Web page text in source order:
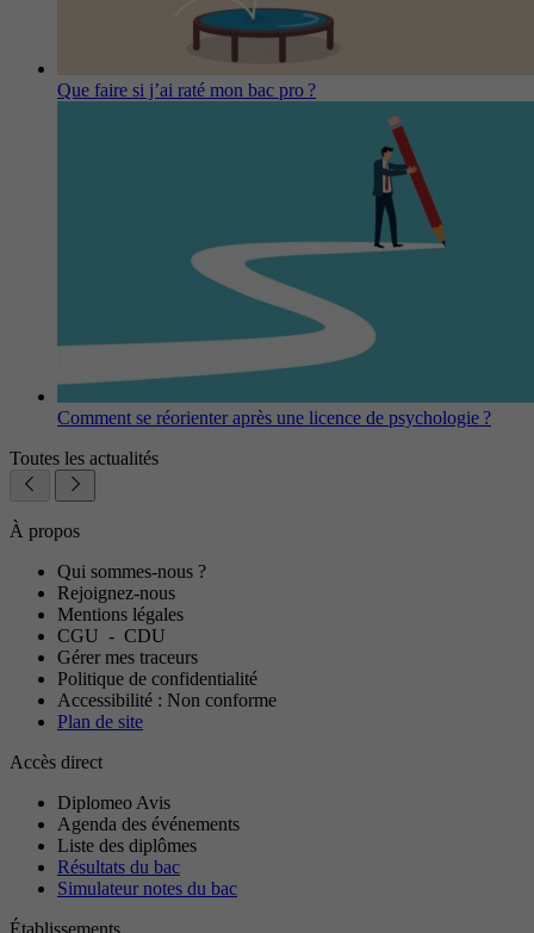
Que faire si j’ai raté mon bac pro ?
Comment se réorienter après une licence de psychologie ?
Toutes les actualités
À propos
Qui sommes-nous ?
Rejoignez-nous
Mentions légales
CGU - CDU
Gérer mes traceurs
Politique de confidentialité
Accessibilité : Non conforme
Plan de site
Accès direct
Diplomeo Avis
Agenda des événements
Liste des diplômes
Résultats du bac
Simulateur notes du bac
Établissements